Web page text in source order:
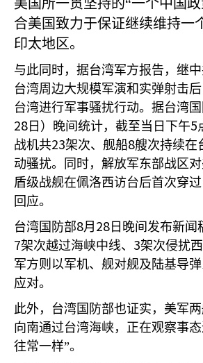
美国所一贯坚持的“一个中国
合美国致力于保证继续维持一
印太地区。
与此同时，据台湾军方报告，继
台湾周边大规模军演和实弹射击
台湾进行军事骚扰行动。据台湾
28 日）晚间统计，截至当日下午5
战机共23架次、舰船8艘次持续在
动骚扰。同时，解放军东部战区
盾级战舰在佩洛西访台后首次穿
回应。
台湾国防部8月 28 日晚间发布新
7架次越过海峡中线、 3架次侵扰
军方则以军机、舰对舰及陆基导
应对。
此外，台湾国防部也证实，美军
向南通过台湾海峡，正在观察事
往常一样”。